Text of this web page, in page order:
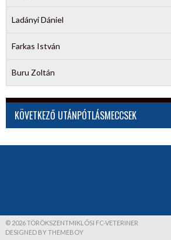
Ladányi Dániel
Farkas István
Buru Zoltán
KÖVETKEZŐ UTÁNPÓTLÁSMECCSEK
© 2026 TÖRÖKSZENTMIKLÓSI FC-VETERINER
DESIGNED BY THEMEBOY